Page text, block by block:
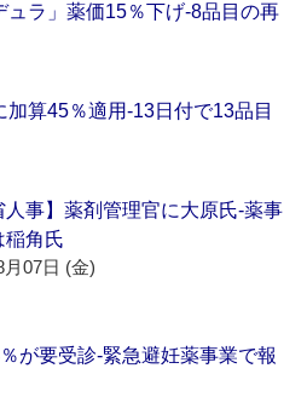
ュラ」薬価15％下げ‐8品目の再
加算45％適用‐13日付で13品目
人事】薬剤管理官に大原氏‐薬事
稲角氏
月07日 (金)
が要受診‐緊急避妊薬事業で報